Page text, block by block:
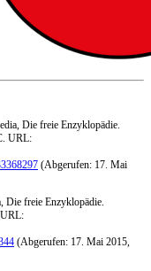
Die freie Enzyklopädie.
URL:
(Abgerufen: 17. Mai
Die freie Enzyklopädie.
URL:
(Abgerufen: 17. Mai 2015,